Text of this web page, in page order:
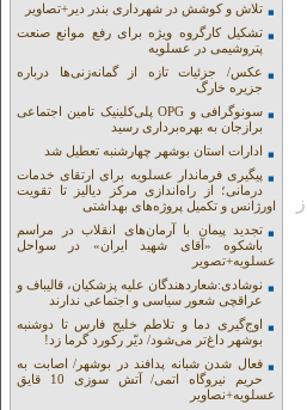
تلاش و کوشش در شهرداری بندر دیر+تصاویر
تشکیل کارگروه ویژه برای رفع موانع صنعت
پتروشیمی در عسلویه
عکس/ جزئیات تازه از گمانه‌زنی‌ها درباره
جزیره خارگ
سونوگرافی و OPG پلی‌کلینیک تامین اجتماعی
برازجان به بهره‌برداری رسید
ادارات استان بوشهر چهارشنبه تعطیل شد
پیگیری فرماندار عسلویه برای ارتقای خدمات
درمانی؛ از راه‌اندازی مرکز دیالیز تا تقویت
اورژانس و تکمیل پروژه‌های بهداشتی
تجدید پیمان با آرمان‌های انقلاب در مراسم
باشکوه «آقای شهید ایران» در سواحل
عسلویه+تصویر
نوشادی:شعاردهندگان علیه پزشکیان، قالیباف و
عراقچی شعور سیاسی و اجتماعی ندارند
اوج‌گیری دما و تلاطم خلیج فارس تا دوشنبه
بوشهر داغ‌تر می‌شود/ دیّر رکورد گرما زد!
فعال شدن شبانه پدافند در بوشهر/ اصابت به
حریم نیروگاه اتمی/ آتش سوزی 10 قایق
عسلویه+نصاویر